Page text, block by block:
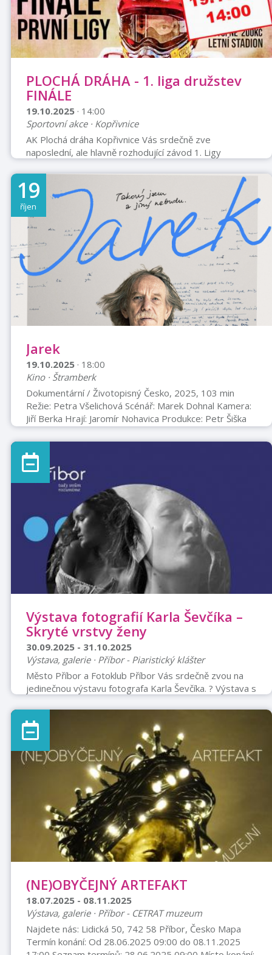
PLOCHÁ DRÁHA - 1. liga družstev
FINÁLE
19.10.2025 · 14:00
Sportovní akce · Kopřivnice
AK Plochá dráha Kopřivnice Vás srdečně zve
naposlední, ale hlavně rozhodující závod 1. Ligy
tým v boji o 1. místo celkového pořadí, doufáme že se
to letos podaří a prvoligový titul získáme.Závod
startuje v sobotu 19. 10. 2025 od 14:00 hodinVstupné
200 kčZTP a ptačí čtvrť 100,-ZTP/P a děti do 15 let
zdarma.Sdílejte, pozvěte své přátele
19
říjen
Jarek
19.10.2025 · 18:00
Kino · Štramberk
Dokumentární / Životopisný Česko, 2025, 103 min
Režie: Petra Všelichová Scénář: Marek Dohnal Kamera:
Jiří Berka Hrají: Jaromír Nohavica Produkce: Petr Šiška
Střih: Tomáš Simper Zvuk: Michael Míček, Filip Šnajdr
Film o Jaromíru Nohavicovi je životopisný dokument, ale
rozhodně není nudný a popisný. Jaromír – Jarek
Nohavica je oblíbený a úspěšný český písničkář s
písněmi, které známe všichni. Bylo o něm napsáno a
řečeno mnohé. Je to však jen střípek celkového obrazu
této výrazné a nejednoz ...
Výstava fotografií Karla Ševčíka –
Skryté vrstvy ženy
30.09.2025 - 31.10.2025
Výstava, galerie · Příbor - Piaristický klášter
Město Příbor a Fotoklub Příbor Vás srdečně zvou na
jedinečnou výstavu fotografa Karla Ševčíka. ? Výstava s
kláštera). ? Výstava potrvá od 2. 9. – 31. 10. 2025 ✨
Vernisáž proběhne v úterý 2. 9. 2025 v 17:00 Přijďte s
námi objevovat krásu a hloubku ženského světa
prostřednictvím objektivu talentovaného fotografa.
(NE)OBYČEJNÝ ARTEFAKT
18.07.2025 - 08.11.2025
Výstava, galerie · Příbor - CETRAT muzeum
Najdete nás: Lidická 50, 742 58 Příbor, Česko Mapa
Termín konání: Od 28.06.2025 09:00 do 08.11.2025